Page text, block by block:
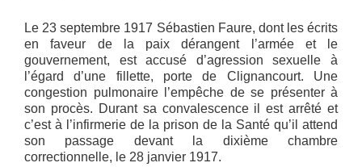
Le 23 septembre 1917 Sébastien Faure, dont les écrits
en faveur de la paix dérangent l’armée et le
gouvernement, est accusé d’agression sexuelle à
l’égard d’une fillette, porte de Clignancourt. Une
congestion pulmonaire l’empêche de se présenter à
son procès. Durant sa convalescence il est arrêté et
c’est à l’infirmerie de la prison de la Santé qu’il attend
son passage devant la dixième chambre
correctionnelle, le 28 janvier 1917.